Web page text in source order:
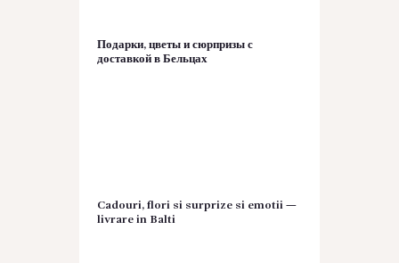
Подарки, цветы и сюрпризы с
доставкой в Бельцах
Cadouri, flori si surprize si emotii —
livrare in Balti